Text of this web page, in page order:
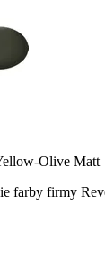
Olive Matt
farby firmy